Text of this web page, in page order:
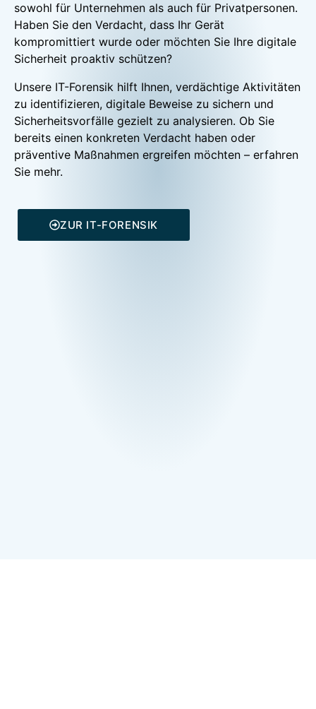
sowohl für Unternehmen als auch für Privatpersonen.
Haben Sie den Verdacht, dass Ihr Gerät
kompromittiert wurde oder möchten Sie Ihre digitale
Sicherheit proaktiv schützen?
Unsere IT-Forensik hilft Ihnen, verdächtige Aktivitäten
zu identifizieren, digitale Beweise zu sichern und
Sicherheitsvorfälle gezielt zu analysieren. Ob Sie
bereits einen konkreten Verdacht haben oder
präventive Maßnahmen ergreifen möchten – erfahren
Sie mehr.
ZUR IT-FORENSIK